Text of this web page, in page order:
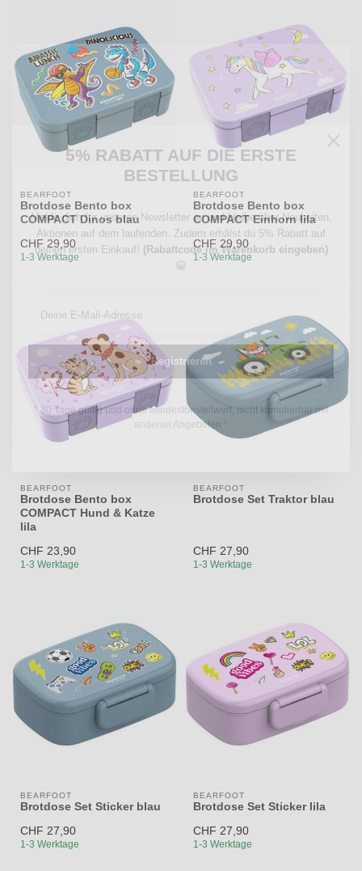
BEARFOOT
Brotdose Bento box
COMPACT Dinos blau
CHF 29,90
1-3 Werktage
BEARFOOT
Brotdose Bento box
COMPACT Einhorn lila
CHF 29,90
1-3 Werktage
BEARFOOT
Brotdose Bento box
COMPACT Hund & Katze
lila
CHF 23,90
1-3 Werktage
BEARFOOT
Brotdose Set Traktor blau
CHF 27,90
1-3 Werktage
BEARFOOT
Brotdose Set Sticker blau
CHF 27,90
1-3 Werktage
BEARFOOT
Brotdose Set Sticker lila
CHF 27,90
1-3 Werktage
5% RABATT AUF DIE ERSTE
BESTELLUNG
Melde dich für unseren Newsletter an und bleibe über Neuheiten,
Aktionen auf dem laufenden. Zudem erhälst du 5% Rabatt auf
deinen ersten Einkauf! (Rabattcode im Warenkorb eingeben)
😀
Registrieren
* 30 Tage gültig und ohne Mindestbestellwert, nicht kumulierbar mit
anderen Angeboten *